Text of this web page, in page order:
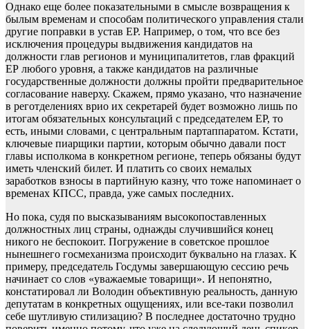
Однако еще более показательными в смысле возвращения к
былым временам и способам политического управления стали
другие поправки в устав ЕР. Например, о том, что все без
исключения процедуры выдвижения кандидатов на
должности глав регионов и муниципалитетов, глав фракций
ЕР любого уровня, а также кандидатов на различные
государственные должности должны пройти предварительное
согласование наверху. Скажем, прямо указано, что назначение
в реготделениях врио их секретарей будет возможно лишь по
итогам обязательных консультаций с председателем ЕР, то
есть, иными словами, с центральным партаппаратом. Кстати,
ключевые пиарщики партии, которым обычно давали пост
главы исполкома в конкретном регионе, теперь обязаны будут
иметь членский билет. И платить со своих немалых
заработков взносы в партийную казну, что тоже напоминает о
временах КПСС, правда, уже самых последних.
Но пока, судя по высказываниям высокопоставленных
должностных лиц страны, однажды случившийся конец
никого не беспокоит. Погружение в советское прошлое
нынешнего госмеханизма происходит буквально на глазах. К
примеру, председатель Госдумы завершающую сессию речь
начинает со слов «уважаемые товарищи». И непонятно,
констатировал ли Володин объективную реальность, данную
депутатам в конкретных ощущениях, или все-таки позволил
себе шутливую стилизацию? В последнее достаточно трудно